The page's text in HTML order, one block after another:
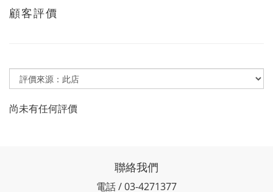
顧客評價
尚未有任何評價
聯絡我們
電話 / 03-4271377